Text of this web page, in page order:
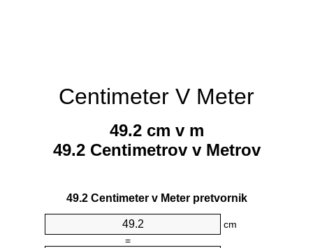
Centimeter V Meter
49.2 cm v m
49.2 Centimetrov v Metrov
49.2 Centimeter v Meter pretvornik
cm
=